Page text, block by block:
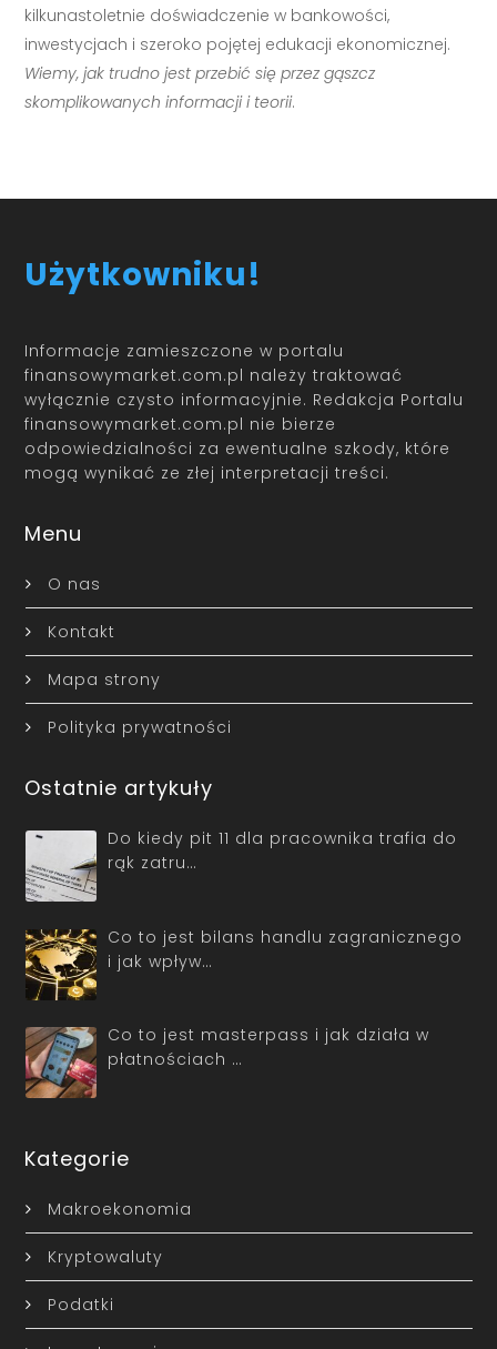
kilkunastoletnie doświadczenie w bankowości,
inwestycjach i szeroko pojętej edukacji ekonomicznej.
Wiemy, jak trudno jest przebić się przez gąszcz
skomplikowanych informacji i teorii.
Użytkowniku!
Informacje zamieszczone w portalu
finansowymarket.com.pl należy traktować
wyłącznie czysto informacyjnie. Redakcja Portalu
finansowymarket.com.pl nie bierze
odpowiedzialności za ewentualne szkody, które
mogą wynikać ze złej interpretacji treści.
Menu
O nas
Kontakt
Mapa strony
Polityka prywatności
Ostatnie artykuły
Do kiedy pit 11 dla pracownika trafia do
rąk zatru…
Co to jest bilans handlu zagranicznego
i jak wpływ…
Co to jest masterpass i jak działa w
płatnościach …
Kategorie
Makroekonomia
Kryptowaluty
Podatki